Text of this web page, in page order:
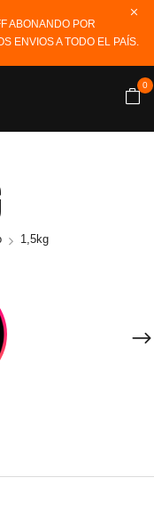
ABONANDO POR
ENVIOS A TODO EL PAÍS.
0
1,5kg